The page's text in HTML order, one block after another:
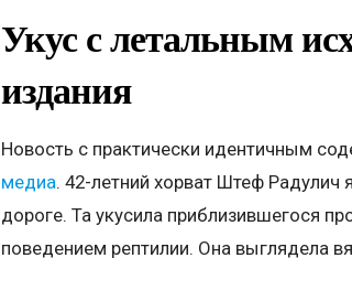
Укус с летальным
издания
Новость с практически идентичным
медиа. 42-летний хорват Штеф Радулич
дороге. Та укусила приблизившегося
поведением рептилии. Она выглядела